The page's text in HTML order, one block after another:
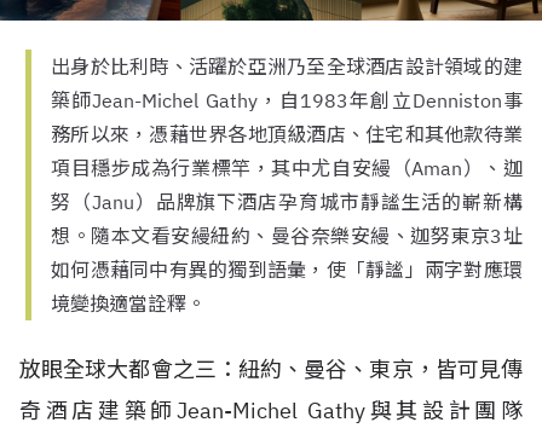
出身於比利時、活躍於亞洲乃至全球酒店設計領域的建
築師Jean-Michel Gathy，自1983年創立Denniston事
務所以來，憑藉世界各地頂級酒店、住宅和其他款待業
項目穩步成為行業標竿，其中尤自安縵（Aman）、迦
努（Janu）品牌旗下酒店孕育城市靜謐生活的嶄新構
想。隨本文看安縵紐約、曼谷奈樂安縵、迦努東京3址
如何憑藉同中有異的獨到語彙，使「靜謐」兩字對應環
境變換適當詮釋。
放眼全球大都會之三：紐約、曼谷、東京，皆可見傳
奇酒店建築師Jean-Michel Gathy與其設計團隊